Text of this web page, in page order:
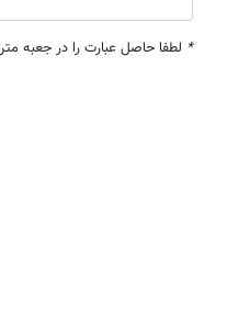
* لطفا حاصل عبارت را در جعبه